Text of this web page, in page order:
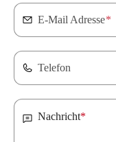
E-Mail Adresse*
Telefon
Nachricht*